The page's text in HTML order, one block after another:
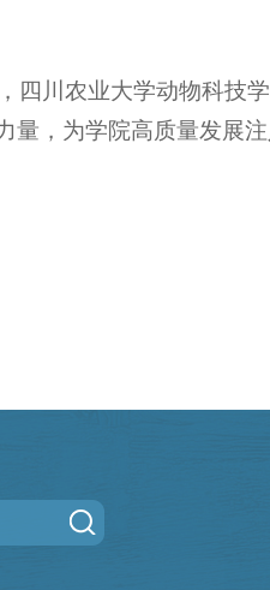
四川农业大学动物科技
量，为学院高质量发展注